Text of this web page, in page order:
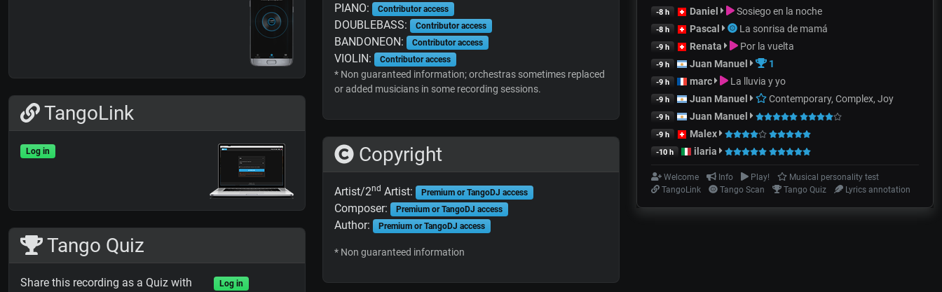
TangoLink
Log in
Tango Quiz
Share this recording as a Quiz with
Log in
PIANO: Contributor access
DOUBLEBASS: Contributor access
BANDONEON: Contributor access
VIOLIN: Contributor access
* Non guaranteed information; orchestras sometimes replaced
or added musicians in some recording sessions.
Copyright
Artist/2nd Artist: Premium or TangoDJ access
Composer: Premium or TangoDJ access
Author: Premium or TangoDJ access
* Non guaranteed information
-8 h Daniel Sosiego en la noche
-8 h Pascal La sonrisa de mamá
-9 h Renata Por la vuelta
-9 h Juan Manuel 1
-9 h marc La lluvia y yo
-9 h Juan Manuel Contemporary, Complex, Joy
-9 h Juan Manuel
-9 h Malex
-10 h ilaria
Welcome Info Play!
Musical personality test
TangoLink
Tango Scan Tango Quiz Lyrics annotation